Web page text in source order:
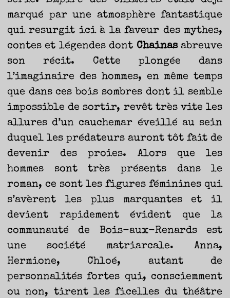
marqué par une atmosphère fantastique
qui resurgit ici à la faveur des mythes,
contes et légendes dont Chainasabreuve
son récit. Cette plongée dans
l’imaginaire des hommes, en même temps
que dans ces bois sombres dont il semble
impossible de sortir, revêt très vite les
allures d’un cauchemar éveillé au sein
duquel les prédateurs auront tôt fait de
devenir des proies. Alors que les
hommes sont très présents dans le
roman, ce sont les figures féminines qui
s’avèrent les plus marquantes et il
devient rapidement évident que la
communauté de Bois-aux-Renards est
une société matriarcale. Anna,
Hermione, Chloé, autant de
personnalités fortes qui, consciemment
ou non, tirent les ficelles du théâtre